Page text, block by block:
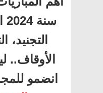
التجنيد،
الأوقاف..
انضمو